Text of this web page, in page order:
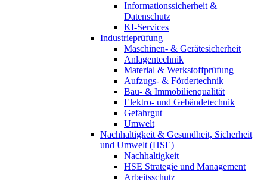
Informationssicherheit &
Datenschutz
KI-Services
Industrieprüfung
Maschinen- & Gerätesicherheit
Anlagentechnik
Material & Werkstoffprüfung
Aufzugs- & Fördertechnik
Bau- & Immobilienqualität
Elektro- und Gebäudetechnik
Gefahrgut
Umwelt
Nachhaltigkeit & Gesundheit, Sicherheit
und Umwelt (HSE)
Nachhaltigkeit
HSE Strategie und Management
Arbeitsschutz